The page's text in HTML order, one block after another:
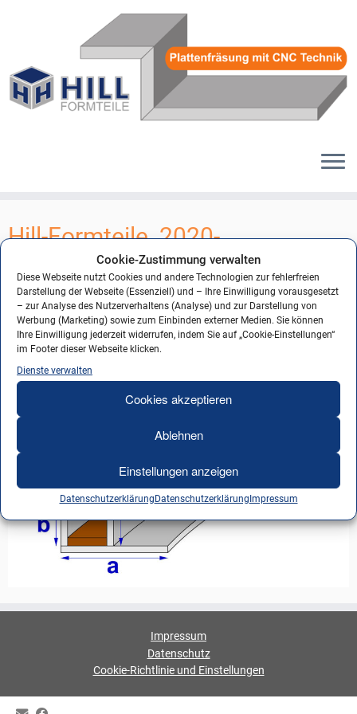
Cookie-Zustimmung verwalten
Diese Webseite nutzt Cookies und andere Technologien zur fehlerfreien
Darstellung der Webseite (Essenziell) und – Ihre Einwilligung vorausgesetzt
– zur Analyse des Nutzerverhaltens (Analyse) und zur Darstellung von
Werbung (Marketing) sowie zum Einbinden externer Medien. Sie können
Ihre Einwilligung jederzeit widerrufen, indem Sie auf „Cookie-Einstellungen“
im Footer dieser Webseite klicken.
Dienste verwalten
Cookies akzeptieren
Ablehnen
Einstellungen anzeigen
Datenschutzerklärung Datenschutzerklärung Impressum
Inhalt
springen
Hill-Formteile_2020-
Formteile__90
← Vorheriges Nächstes →
Impressum
Datenschutz
Cookie-Richtlinie und Einstellungen